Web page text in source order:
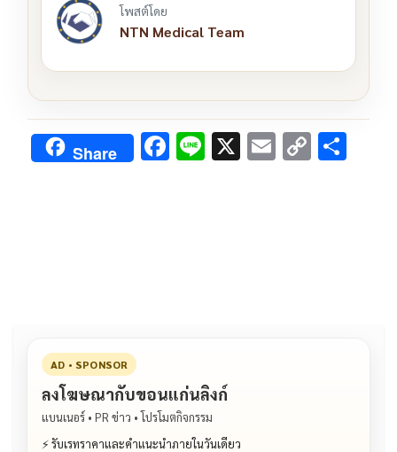
โพสต์โดย
NTN Medical Team
Share F Li X E C
AD • SPONSOR
ลงโฆษณากับขอนแก่นลิงก์
แบนเนอร์ • PR ข่าว • โปรโมตกิจกรรม
⚡ รับเรทราคาและคำแนะนำภายในวันเดียว